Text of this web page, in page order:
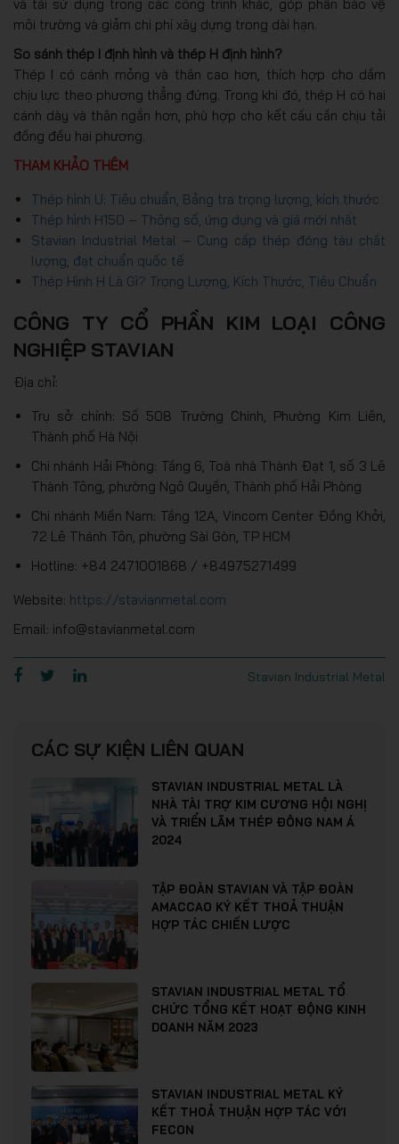
và tái sử dụng trong các công trình khác, góp phần bảo vệ
môi trường và giảm chi phí xây dựng trong dài hạn.
So sánh thép I định hình và thép H định hình?
Thép I có cánh mỏng và thân cao hơn, thích hợp cho dầm
chịu lực theo phương thẳng đứng. Trong khi đó, thép H có hai
cánh dày và thân ngắn hơn, phù hợp cho kết cấu cần chịu tải
đồng đều hai phương.
THAM KHẢO THÊM
Thép hình U: Tiêu chuẩn, Bảng tra trọng lượng, kích thước
Thép hình H150 – Thông số, ứng dụng và giá mới nhất
Stavian Industrial Metal – Cung cấp thép đóng tàu chất
lượng, đạt chuẩn quốc tế
Thép Hình H Là Gì? Trọng Lượng, Kích Thước, Tiêu Chuẩn
CÔNG TY CỔ PHẦN KIM LOẠI CÔNG
NGHIỆP STAVIAN
Địa chỉ:
Trụ sở chính: Số 508 Trường Chinh, Phường Kim Liên,
Thành phố Hà Nội
Chi nhánh Hải Phòng: Tầng 6, Toà nhà Thành Đạt 1, số 3 Lê
Thành Tông, phường Ngô Quyền, Thành phố Hải Phòng
Chi nhánh Miền Nam: Tầng 12A, Vincom Center Đồng Khởi,
72 Lê Thánh Tôn, phường Sài Gòn, TP HCM
Hotline: +84 2471001868 / +84975271499
Website: https://stavianmetal.com
Email: info@stavianmetal.com
Stavian Industrial Metal
CÁC SỰ KIỆN LIÊN QUAN
STAVIAN INDUSTRIAL METAL LÀ
NHÀ TÀI TRỢ KIM CƯƠNG HỘI NGHỊ
VÀ TRIỂN LÃM THÉP ĐÔNG NAM Á
2024
TẬP ĐOÀN STAVIAN VÀ TẬP ĐOÀN
AMACCAO KÝ KẾT THOẢ THUẬN
HỢP TÁC CHIẾN LƯỢC
STAVIAN INDUSTRIAL METAL TỔ
CHỨC TỔNG KẾT HOẠT ĐỘNG KINH
DOANH NĂM 2023
STAVIAN INDUSTRIAL METAL KÝ
KẾT THOẢ THUẬN HỢP TÁC VỚI
FECON